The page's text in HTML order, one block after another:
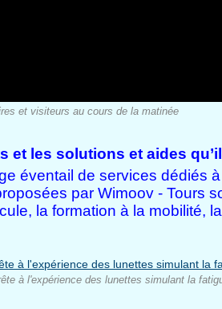
et visiteurs au cours de la matinée
et les solutions et aides
éventail de services dédiés
par Wimoov - Tours
la formation à la mobilité,
à l'expérience des lunettes simulant la